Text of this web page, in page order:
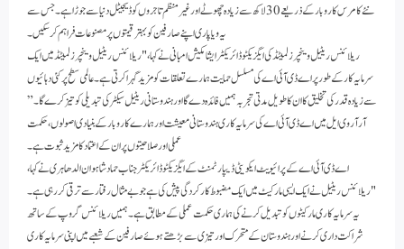
نئے کامرس کاروبار کے ذریعے 30 لاکھ سے زیادہ چھوٹے اور غیر منظم تاجروں کو ڈیجیٹل دنیا سے جوڑا ہے۔ جس سے
یہ ویاپاری اپنے صارفین کو بہتر قیمتوں پر مصنوعات فراہم کر سکیں۔
ریلائنس ریٹیل وینچرز لمیٹڈ کی ایگزیکٹو ڈائریکٹر ایشا مکیش امبانی نے کہا، "ریلائنس ریٹیل وینچرز لمیٹڈ میں ایک
سرمایہ کار کے طور پر اے ڈی آئی اے کی مسلسل حمایت ہمارے تعلقات کو مزید گہرا کرتی ہے۔ عالمی سطح پر کئی دہائیوں
سے زیادہ قدر کی تخلیق کا ان کا طویل مدتی تجربہ ہمیں فائدہ دے گا اور ہندوستانی ریٹیل سیکٹر کی تبدیلی کو تیز کرے گا۔”
آر آر وی ایل میں اے ڈی آئی اے کی سرمایہ کاری ہندوستانی معیشت اور ہمارے کاروبار کے بنیادی اصولوں، حکمت
عملی اور صلاحیتوں پر ان کے اعتماد کا مزید ثبوت ہے۔
اے ڈی آئی اے کے پرائیویٹ ایکویٹی ڈیپارٹمنٹ کے ایگزیکٹو ڈائریکٹر جناب حماد شاہوان الدھاہری نے کہا،
"ریلائنس ریٹیل نے ایک ایسی مارکیٹ میں ایک مضبوط کارکردگی پیش کی ہے جو بے مثال رفتار سے ترقی کر رہی ہے۔
یہ سرمایہ کاری مارکیٹوں کو تبدیل کرنے کی ہماری حکمت عملی کے مطابق ہے۔ ہمیں ریلائنس گروپ کے ساتھ
شراکت داری کرنے اور ہندوستان کے متحرک اور تیزی سے بڑھتے ہوئے صارفین کے شعبے میں اپنی سرمایہ کاری